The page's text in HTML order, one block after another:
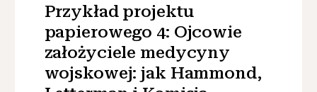
Przykład projektu
papierowego 4: Ojcowie
założyciele medycyny
wojskowej: jak Hammond,